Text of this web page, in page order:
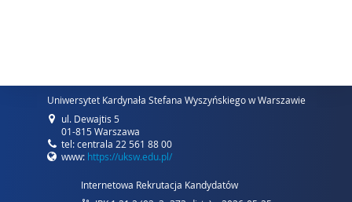
Uniwersytet Kardynała Stefana Wyszyńskiego w Warszawie
ul. Dewajtis 5
01-815 Warszawa
tel: centrala 22 561 88 00
www: https://uksw.edu.pl/
Internetowa Rekrutacja Kandydatów